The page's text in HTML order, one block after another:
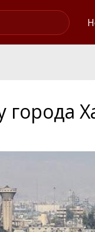
города